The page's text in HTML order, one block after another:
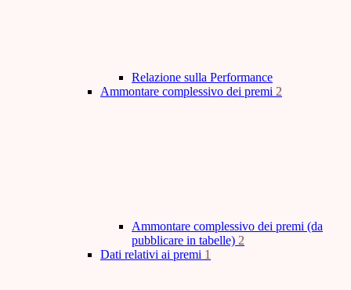
Relazione sulla Performance
Ammontare complessivo dei premi 2
Ammontare complessivo dei premi (da
pubblicare in tabelle) 2
Dati relativi ai premi 1